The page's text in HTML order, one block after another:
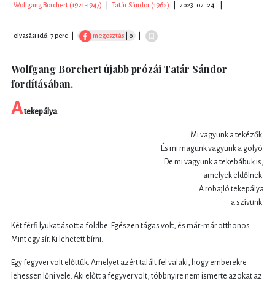
Wolfgang Borchert (1921-1947) Tatár Sándor (1962) 2023. 02. 24.
olvasási idő: 7 perc megosztás | 0
Wolfgang Borchert újabb prózái Tatár Sándor
fordításában.
Atekepálya
Mi vagyunk a tekézők.
És mi magunk vagyunk a golyó.
De mi vagyunk a tekebábuk is,
amelyek eldőlnek.
A robajló tekepálya
a szívünk.
Két férfi lyukat ásott a földbe. Egészen tágas volt, és már-már otthonos.
Mint egy sír. Ki lehetett bírni.
Egy fegyver volt előttük. Amelyet azért talált fel valaki, hogy emberekre
lehessen lőni vele. Aki előtt a fegyver volt, többnyire nem ismerte azokat az